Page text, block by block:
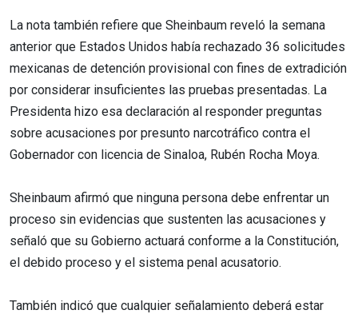
La nota también refiere que Sheinbaum reveló la semana
anterior que Estados Unidos había rechazado 36 solicitudes
mexicanas de detención provisional con fines de extradición
por considerar insuficientes las pruebas presentadas. La
Presidenta hizo esa declaración al responder preguntas
sobre acusaciones por presunto narcotráfico contra el
Gobernador con licencia de Sinaloa, Rubén Rocha Moya.
Sheinbaum afirmó que ninguna persona debe enfrentar un
proceso sin evidencias que sustenten las acusaciones y
señaló que su Gobierno actuará conforme a la Constitución,
el debido proceso y el sistema penal acusatorio.
También indicó que cualquier señalamiento deberá estar